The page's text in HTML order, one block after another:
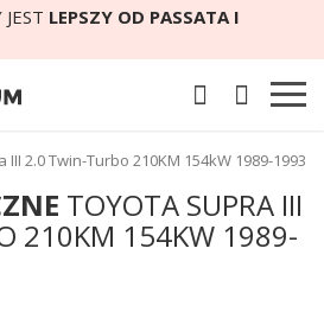
LEPSZY OD PASSATA I
2.0 Twin-Turbo 210KM 154kW 1989-1993
TOYOTA SUPRA III
210KM 154KW 1989-